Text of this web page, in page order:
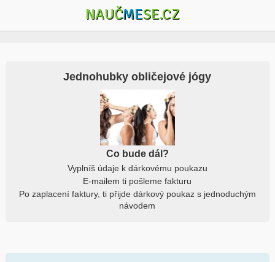
NAUČMESE.CZ
Jednohubky obličejové jógy
Co bude dál?
Vyplníš údaje k dárkovému poukazu
E-mailem ti pošleme fakturu
Po zaplacení faktury, ti přijde dárkový poukaz s jednoduchým
návodem